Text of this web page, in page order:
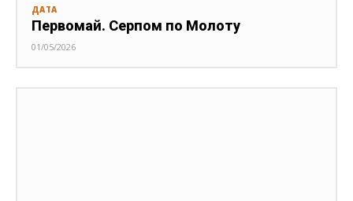
ДАТА
Первомай. Серпом по Молоту
01/05/2026